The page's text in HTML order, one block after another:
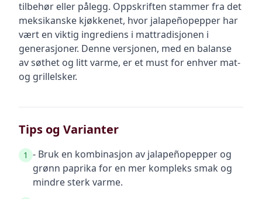
tilbehør eller pålegg. Oppskriften stammer fra det
meksikanske kjøkkenet, hvor jalapeñopepper har
vært en viktig ingrediens i mattradisjonen i
generasjoner. Denne versjonen, med en balanse
av søthet og litt varme, er et must for enhver mat-
og grillelsker.
Tips og Varianter
1 - Bruk en kombinasjon av jalapeñopepper og
grønn paprika for en mer kompleks smak og
mindre sterk varme.